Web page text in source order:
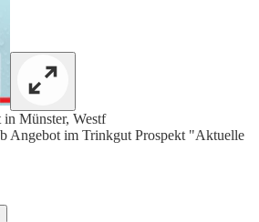
Münster, Westf
Angebot im Trinkgut Prospekt "Aktuelle